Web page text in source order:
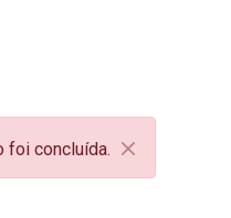
foi concluída.